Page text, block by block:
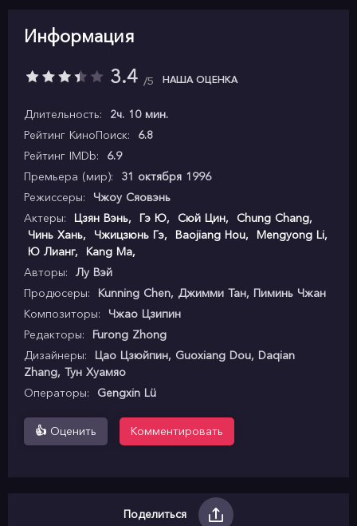
Информация
3.4 5 НАША ОЦЕНКА
Длительность:
2ч. 10 мин.
Рейтинг КиноПоиск:
6.8
Рейтинг IMDb:
6.9
Премьера (мир):
31 октября 1996
Режиссеры:
Чжоу Сяовэнь
Актеры:
Цзян Вэнь, Гэ Ю, Сюй Цин, Chung Chang,
Чинь Хань, Чжицзюнь Гэ, Baojiang Hou, Mengyong Li,
Ю Лианг, Kang Ma,
Авторы:
Лу Вэй
Продюсеры:
Kunning Chen, Джимми Тан, Пиминь Чжан
Композиторы:
Чжао Цзипин
Редакторы:
Furong Zhong
Дизайнеры:
Цао Цзюйпин, Guoxiang Dou, Daqian
Zhang, Тун Хуамяо
Операторы:
Gengxin Lü
👍 Оценить Комментировать
Поделиться